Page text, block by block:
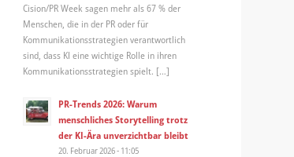
Cision/PR Week sagen mehr als 67 % der
Menschen, die in der PR oder für
Kommunikationsstrategien verantwortlich
sind, dass KI eine wichtige Rolle in ihren
Kommunikationsstrategien spielt. […]
PR-Trends 2026: Warum
menschliches Storytelling trotz
der KI-Ära unverzichtbar bleibt
20. Februar 2026 - 11:05